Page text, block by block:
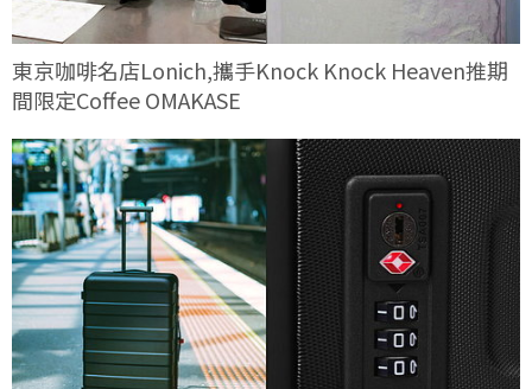
東京咖啡名店Lonich,攜手Knock Knock Heaven推期
間限定Coffee OMAKASE